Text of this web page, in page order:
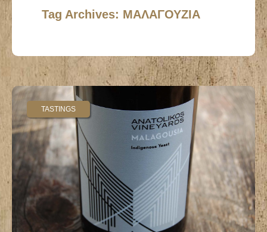
Tag Archives: ΜΑΛΑΓΟΥΖΙΑ
TASTINGS